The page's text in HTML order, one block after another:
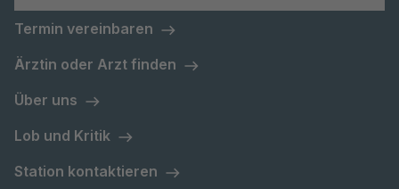
Termin vereinbaren
Ärztin oder Arzt finden
Über uns
Lob und Kritik
Station kontaktieren